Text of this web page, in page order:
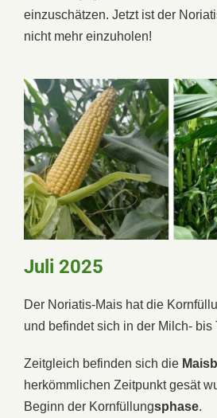
einzuschätzen. Jetzt ist der
nicht mehr einzuholen!
Juli 2025
Der Noriatis-Mais hat die
und befindet sich in der Milch- bis
Zeitgleich befinden sich die
herkömmlichen Zeitpunkt gesät
Beginn der Kornfüllungsphase.